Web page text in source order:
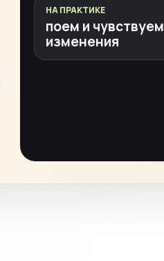
НА ПРАКТИКЕ
поем и чувствуем
изменения